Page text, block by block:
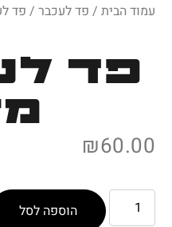
עמוד הבית / פד לעכבר / פד
פד
₪60.00
הוספה לסל